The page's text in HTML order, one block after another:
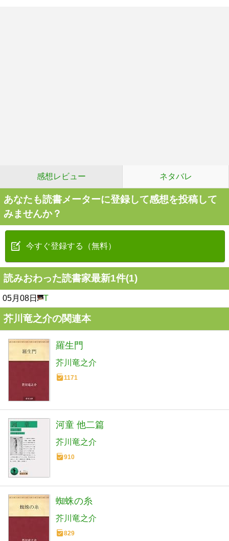
感想レビュー ネタバレ
あなたも読書メーターに登録して感想を投稿して
みませんか？
今すぐ登録する（無料）
読みおわった読書家最新1件(1)
05月08日 T
芥川竜之介の関連本
羅生門
芥川竜之介
1171
河童 他二篇
芥川竜之介
910
蜘蛛の糸
芥川竜之介
829